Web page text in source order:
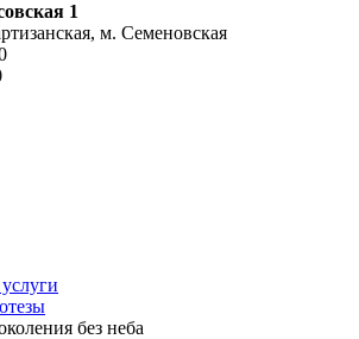
1
м. Семеновская
без неба